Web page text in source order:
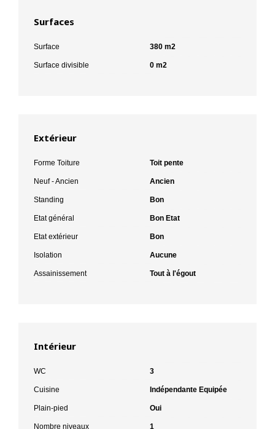
Surfaces
Surface 380 m2
Surface divisible 0 m2
Extérieur
Forme Toiture Toit pente
Neuf - Ancien Ancien
Standing Bon
Etat général Bon Etat
Etat extérieur Bon
Isolation Aucune
Assainissement Tout à l'égout
Intérieur
WC 3
Cuisine Indépendante Equipée
Plain-pied Oui
Nombre niveaux 1